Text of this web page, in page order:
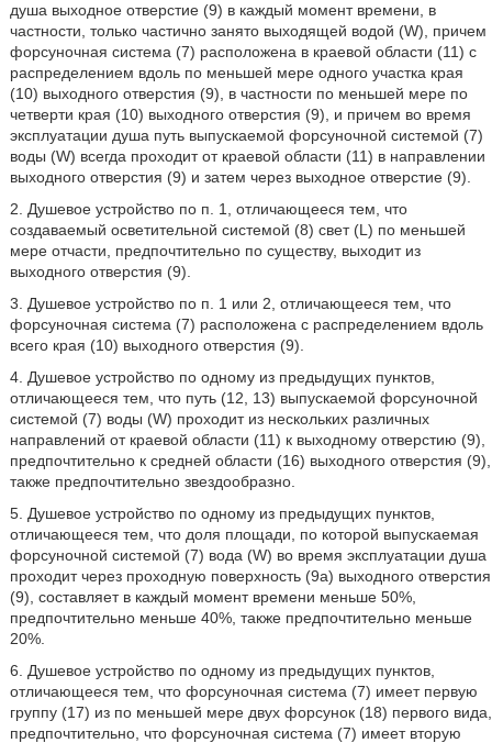
душа выходное отверстие (9) в каждый момент времени, в
частности, только частично занято выходящей водой (W), причем
форсуночная система (7) расположена в краевой области (11) с
распределением вдоль по меньшей мере одного участка края
(10) выходного отверстия (9), в частности по меньшей мере по
четверти края (10) выходного отверстия (9), и причем во время
эксплуатации душа путь выпускаемой форсуночной системой (7)
воды (W) всегда проходит от краевой области (11) в направлении
выходного отверстия (9) и затем через выходное отверстие (9).
2. Душевое устройство по п. 1, отличающееся тем, что
создаваемый осветительной системой (8) свет (L) по меньшей
мере отчасти, предпочтительно по существу, выходит из
выходного отверстия (9).
3. Душевое устройство по п. 1 или 2, отличающееся тем, что
форсуночная система (7) расположена с распределением вдоль
всего края (10) выходного отверстия (9).
4. Душевое устройство по одному из предыдущих пунктов,
отличающееся тем, что путь (12, 13) выпускаемой форсуночной
системой (7) воды (W) проходит из нескольких различных
направлений от краевой области (11) к выходному отверстию (9),
предпочтительно к средней области (16) выходного отверстия (9),
также предпочтительно звездообразно.
5. Душевое устройство по одному из предыдущих пунктов,
отличающееся тем, что доля площади, по которой выпускаемая
форсуночной системой (7) вода (W) во время эксплуатации душа
проходит через проходную поверхность (9a) выходного отверстия
(9), составляет в каждый момент времени меньше 50%,
предпочтительно меньше 40%, также предпочтительно меньше
20%.
6. Душевое устройство по одному из предыдущих пунктов,
отличающееся тем, что форсуночная система (7) имеет первую
группу (17) из по меньшей мере двух форсунок (18) первого вида,
предпочтительно, что форсуночная система (7) имеет вторую